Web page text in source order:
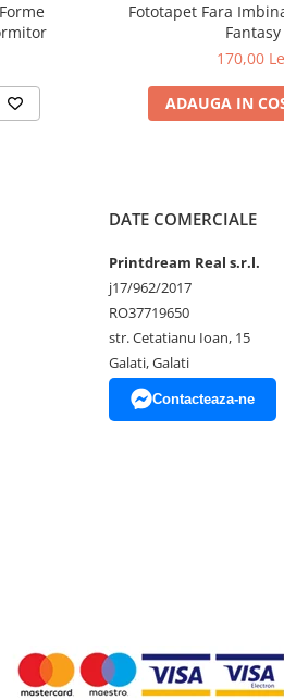
Fototapet Fara
Fantasy
170,00
ADAUGA IN
DATE COMERCIALE
Printdream Real s.r.l.
j17/962/2017
RO37719650
str. Cetatianu Ioan, 15
Galati, Galati
Contacteaza-ne